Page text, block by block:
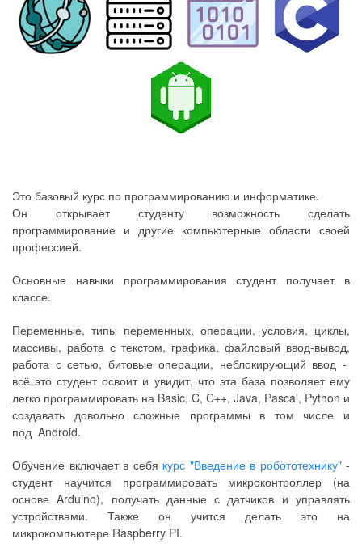
Это базовый курс по программированию и информатике.
Он открывает студенту возможность сделать
программирование и другие компьютерные области своей
профессией.
Основные навыки программирования студент получает в
классе.
Переменные, типы переменных, операции, условия, циклы,
массивы, работа с текстом, графика, файловый ввод-вывод,
работа с сетью, битовые операции, неблокирующий ввод -
всё это студент освоит и увидит, что эта база позволяет ему
легко программировать на Basic, C, C++, Java, Pascal, Python и
создавать довольно сложные программы в том числе и
под Android.
Обучение включает в себя курс "Введение в робототехнику"-
студент научится программировать микроконтроллер (на
основе Arduino), получать данные с датчиков и управлять
устройствами. Также он учится делать это на
микрокомпьютере Raspberry PI.